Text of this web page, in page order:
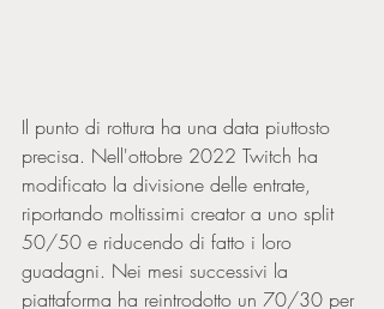
Il punto di rottura ha una data piuttosto
precisa. Nell'ottobre 2022 Twitch ha
modificato la divisione delle entrate,
riportando moltissimi creator a uno split
50/50 e riducendo di fatto i loro
guadagni. Nei mesi successivi la
piattaforma ha reintrodotto un 70/30 per